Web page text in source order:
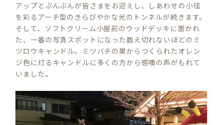
アップとぶんぶんが皆さまをお迎えし、しあわせの小径
を彩るアーチ型のきらびやかな光のトンネルが続きます。
そして、ソフトクリーム小屋前のウッドデッキに置かれ
た、一番の写真スポットになった数え切れないほどのミ
ツロウキャンドル。ミツバチの巣からつくられたオレン
ジ色に灯るキャンドルに多くの方から感嘆の声がもれて
いました。